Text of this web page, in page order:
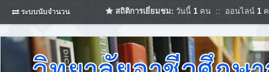
ระบบนับจำนวน สถิติการเยี่ยมชม: วันนี้ 1 คน :: ออนไลน์ 1